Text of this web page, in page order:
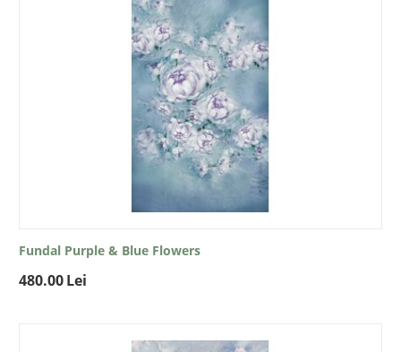
Fundal Purple & Blue Flowers
480.00Lei